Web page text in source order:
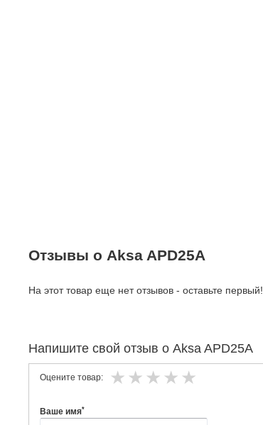
Отзывы о Aksa APD25A
На этот товар еще нет отзывов - оставьте первый!
Напишите свой отзыв о Aksa APD25A
Оцените товар:
Ваше имя*